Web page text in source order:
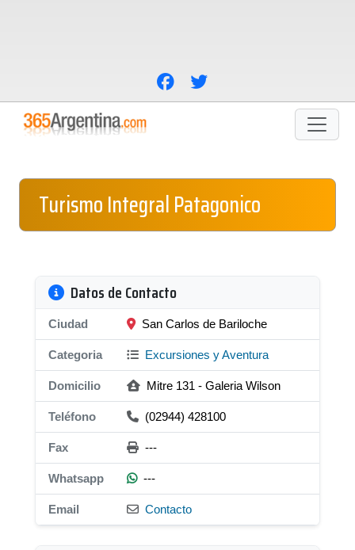
Turismo Integral Patagonico
Datos de Contacto
Ciudad San Carlos de Bariloche
Categoria Excursiones y Aventura
Domicilio Mitre 131 - Galeria Wilson
Teléfono (02944) 428100
Fax ---
Whatsapp ---
Email Contacto